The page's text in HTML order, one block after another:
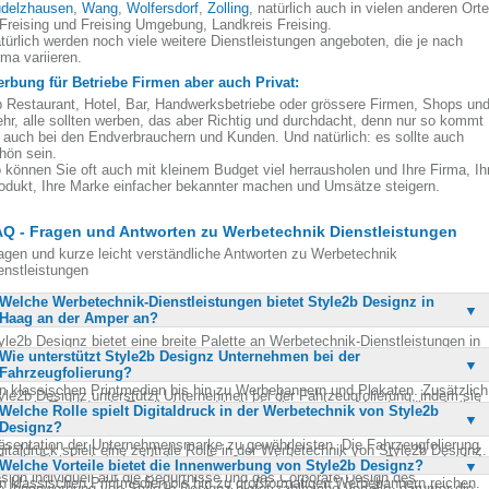
, Wang, Wolfersdorf, Zolling, natürlich auch in vielen anderen
und Freising Umgebung, Landkreis Freising.
werden noch viele weitere Dienstleistungen angeboten, die je nach
variieren.
für Betriebe Firmen aber auch Privat:
Restaurant, Hotel, Bar, Handwerksbetriebe oder grössere Firmen, Shops und
alle sollten werben, das aber Richtig und durchdacht, denn nur so kommt
bei den Endverbrauchern und Kunden. Und natürlich: es sollte auch
sein.
können Sie oft auch mit kleinem Budget viel herrausholen und Ihre Firma,
Ihre Marke einfacher bekannter machen und Umsätze steigern.
- Fragen und Antworten zu Werbetechnik Dienstleistungen
und kurze leicht verständliche Antworten zu Werbetechnik
Welche Werbetechnik-Dienstleistungen bietet Style2b Designz in
Haag an der Amper an?
Designz bietet eine breite Palette an Werbetechnik-Dienstleistungen in
an der Amper an. Dazu gehören Außenwerbung, Innenwerbung,
und Autofolierung. Sie realisieren auch Digitaldruckprojekte,
klassischen Printmedien bis hin zu Werbebannern und Plakaten. Zusätzlich
sie Textildruck, Textilstick und individuell gestaltete Merchandise-Artikel
Ihr Angebot wird durch Messebau und modernes Webdesign ergänzt.
Wie unterstützt Style2b Designz Unternehmen bei der
Fahrzeugfolierung?
Designz unterstützt Unternehmen bei der Fahrzeugfolierung, indem sie
Lösungen für Autos, Firmenwagen und LKWs anbieten. Sie
auf hochwertige Materialien, um eine langlebige und auffällige
der Unternehmensmarke zu gewährleisten. Die Fahrzeugfolierung
die Sichtbarkeit der Marke im Straßenverkehr zu erhöhen. Zudem wird
individuell auf die Bedürfnisse und das Corporate Design des
Welche Rolle spielt Digitaldruck in der Werbetechnik von Style2b
Designz?
spielt eine zentrale Rolle in der Werbetechnik von Style2b Designz.
ermöglicht die Produktion hochwertiger und individueller Druckprodukte, die
klassischen Printmedien bis hin zu großformatigen Werbebannern reichen.
Welche Vorteile bietet die Innenwerbung von Style2b Designz?